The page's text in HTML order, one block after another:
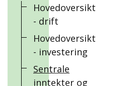
Hovedoversikt
- drift
Hovedoversikt
- investering
Sentrale
inntekter og